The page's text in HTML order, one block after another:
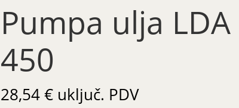
Pumpa ulja LDA
450
28,54€ uključ. PDV